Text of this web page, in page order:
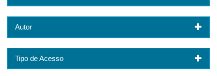
Autor
Tipo de Acesso